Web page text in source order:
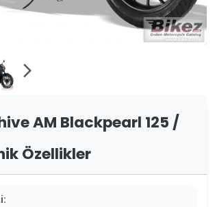
arrow_forward_ios
AM Blackpearl 125 /
Özellikler